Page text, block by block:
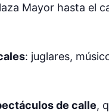
Mayor hasta el
: juglares,
de calle,